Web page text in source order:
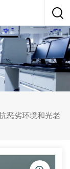
恶劣环境和光老